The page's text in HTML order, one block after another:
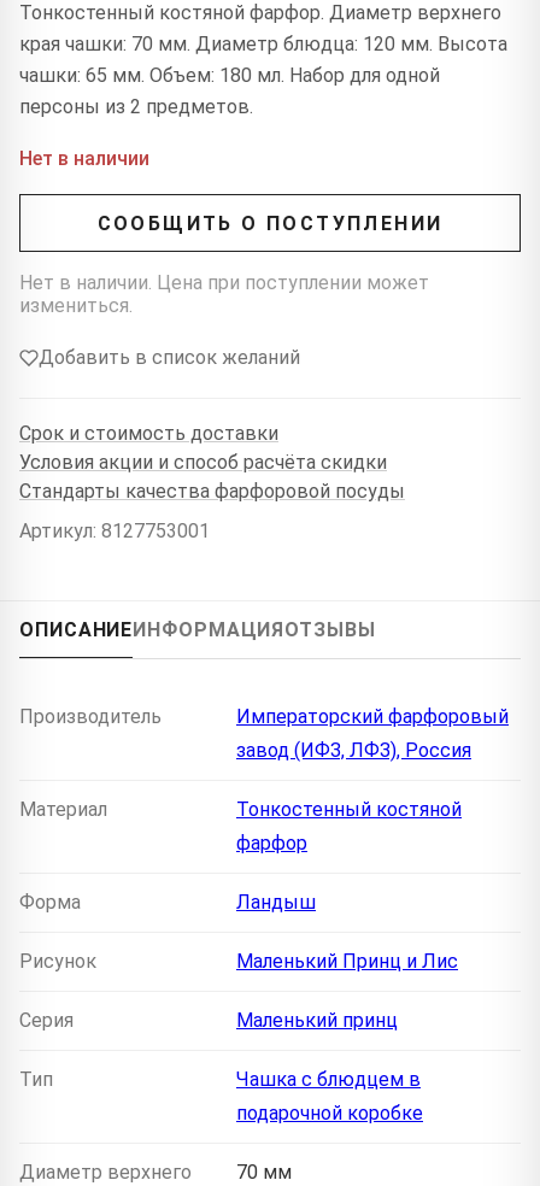
Тонкостенный костяной фарфор. Диаметр верхнего
края чашки: 70 мм. Диаметр блюдца: 120 мм. Высота
чашки: 65 мм. Объем: 180 мл. Набор для одной
персоны из 2 предметов.
Нет в наличии
СООБЩИТЬ О ПОСТУПЛЕНИИ
Нет в наличии. Цена при поступлении может
измениться.
Добавить в список желаний
Срок и стоимость доставки
Условия акции и способ расчёта скидки
Стандарты качества фарфоровой посуды
Артикул: 8127753001
ОПИСАНИЕ ИНФОРМАЦИЯ ОТЗЫВЫ
Производитель
Императорский фарфоровый
завод (ИФЗ, ЛФЗ), Россия
Материал
Тонкостенный костяной
фарфор
Форма Ландыш
Рисунок Маленький Принц и Лис
Серия Маленький принц
Тип
Чашка с блюдцем в
подарочной коробке
Диаметр верхнего
70 мм